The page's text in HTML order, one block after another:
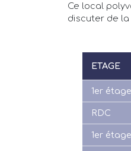
Ce local
discuter de
ETAGE
1er étage
RDC
1er étage